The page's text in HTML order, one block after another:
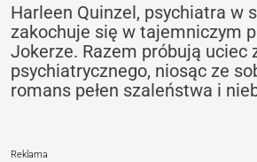
Harleen Quinzel, psychiatra w
zakochuje się w tajemniczym
Jokerze. Razem próbują uciec
psychiatrycznego, niosąc ze
romans pełen szaleństwa i
Reklama